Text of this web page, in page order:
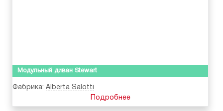
Модульный диван Stewart
Фабрика: Alberta Salotti
Подробнее